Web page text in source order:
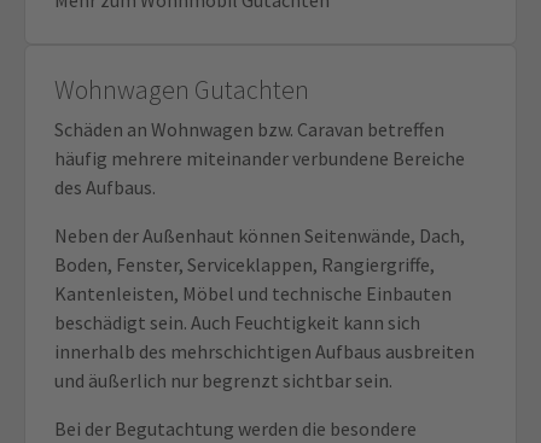
Wohnwagen Gutachten
Schäden an Wohnwagen bzw. Caravan betreffen
häufig mehrere miteinander verbundene Bereiche
des Aufbaus.
Neben der Außenhaut können Seitenwände, Dach,
Boden, Fenster, Serviceklappen, Rangiergriffe,
Kantenleisten, Möbel und technische Einbauten
beschädigt sein. Auch Feuchtigkeit kann sich
innerhalb des mehrschichtigen Aufbaus ausbreiten
und äußerlich nur begrenzt sichtbar sein.
Bei der Begutachtung werden die besondere